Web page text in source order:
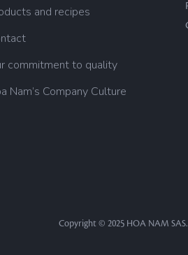
and recipes
commitment to quality
Nam’s Company Culture
Copyright © 2025 HOA NAM SAS.